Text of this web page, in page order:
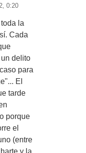
0:20
la
Cada
delito
para
El
tarde
porque
el
(entre
y la